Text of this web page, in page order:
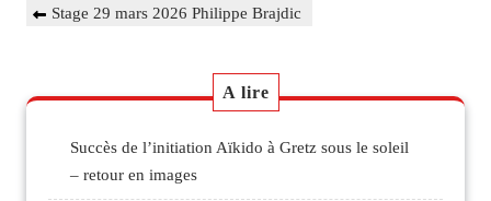
de
Previous
Stage 29 mars 2026 Philippe Brajdic
A lire
Succès de l’initiation Aïkido à Gretz sous le soleil
– retour en images